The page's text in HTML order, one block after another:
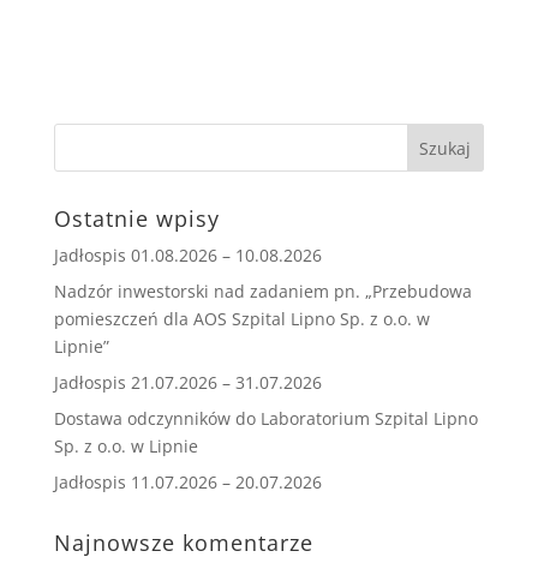
Ostatnie wpisy
Jadłospis 01.08.2026 – 10.08.2026
Nadzór inwestorski nad zadaniem pn. „Przebudowa
pomieszczeń dla AOS Szpital Lipno Sp. z o.o. w
Lipnie”
Jadłospis 21.07.2026 – 31.07.2026
Dostawa odczynników do Laboratorium Szpital Lipno
Sp. z o.o. w Lipnie
Jadłospis 11.07.2026 – 20.07.2026
Najnowsze komentarze